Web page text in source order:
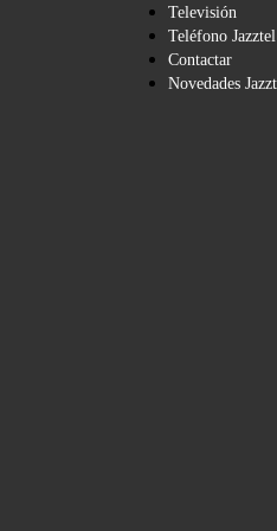
Televisión
Teléfono Jazztel
Contactar
Novedades